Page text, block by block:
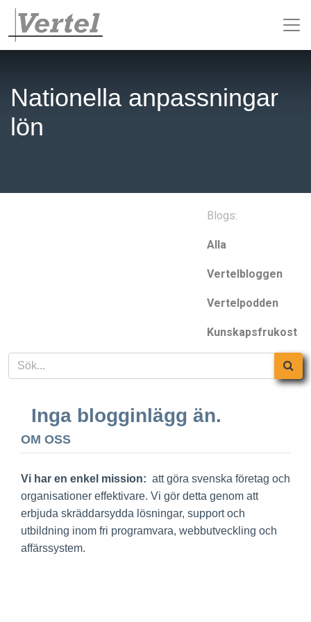
Nationella anpassningar
lön
Blogs:
Alla
Vertelbloggen
Vertelpodden
Kunskapsfrukost
Inga blogginlägg än.
OM OSS
Vi har en enkel mission: att göra svenska företag och
organisationer effektivare. Vi gör detta genom att
erbjuda skräddarsydda lösningar, support och
utbildning inom fri programvara, webbutveckling och
affärssystem.